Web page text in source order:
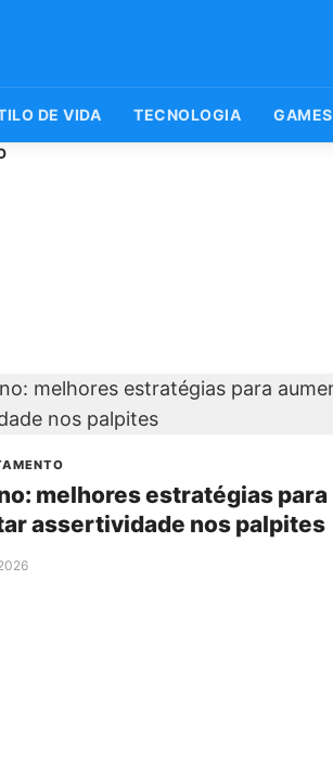
DE VIDA TECNOLOGIA GAMES
melhores estratégias para
assertividade nos palpites